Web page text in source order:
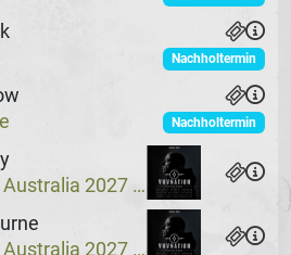
Nachholtermin
Nachholtermin
VNV Nation - Australia 2027
@ Crowbar
VNV Nation - Australia 2027
@ Max Watts